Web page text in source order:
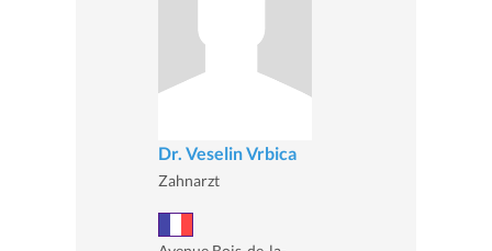
Dr. Veselin Vrbica
Zahnarzt